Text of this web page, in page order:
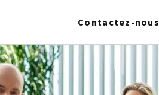
Contactez-nous